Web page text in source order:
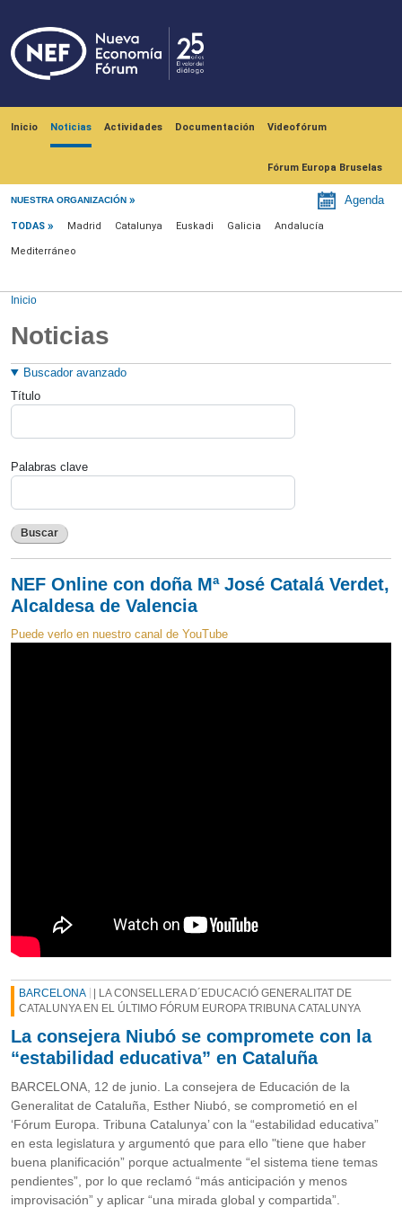
Inicio Noticias Actividades Documentación Videofórum
Fórum Europa Bruselas
NUESTRA ORGANIZACIÓN Agenda
Menú noticias
TODAS Madrid Catalunya Euskadi Galicia Andalucía
Mediterráneo
Inicio
Noticias
Buscador avanzado
Título
Palabras clave
Buscar
NEF Online con doña Mª José Catalá Verdet,
Alcaldesa de Valencia
Puede verlo en nuestro canal de YouTube
BARCELONA
| LA CONSELLERA D´EDUCACIÓ GENERALITAT DE
CATALUNYA EN EL ÚLTIMO FÓRUM EUROPA TRIBUNA CATALUNYA
La consejera Niubó se compromete con la
“estabilidad educativa” en Cataluña
BARCELONA, 12 de junio. La consejera de Educación de la
Generalitat de Cataluña, Esther Niubó, se comprometió en el
‘Fórum Europa. Tribuna Catalunya’ con la “estabilidad educativa”
en esta legislatura y argumentó que para ello "tiene que haber
buena planificación” porque actualmente “el sistema tiene temas
pendientes”, por lo que reclamó “más anticipación y menos
improvisación” y aplicar “una mirada global y compartida”.